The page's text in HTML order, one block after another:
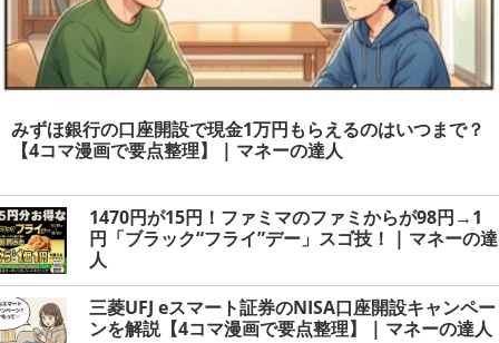
みずほ銀行の口座開設で現金1万円もらえるのはいつまで？
【4コマ漫画で要点整理】 | マネーの達人
1470円が15円！ファミマのファミからが98円→1
円「ブラック“フライ”デー」スゴ技！ | マネーの達
人
三菱UFJ eスマート証券のNISA口座開設キャンペー
ンを解説【4コマ漫画で要点整理】 | マネーの達人